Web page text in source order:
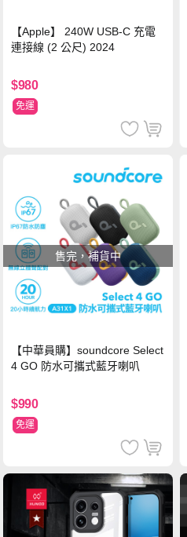
【Apple】 240W USB-C 充電
連接線 (2 公尺) 2024
$980
免運
售完，補貨中
【中華員購】soundcore Select
4 GO 防水可攜式藍牙喇叭
$990
免運